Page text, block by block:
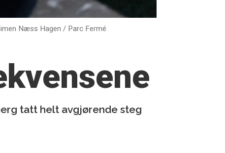
Næss Hagen / Parc Fermé
tatt helt avgjørende steg